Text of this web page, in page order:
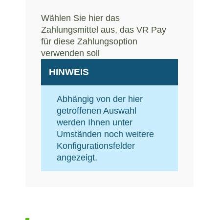
Wählen Sie hier das
Zahlungsmittel aus, das VR Pay
für diese Zahlungsoption
verwenden soll
HINWEIS
Abhängig von der hier
getroffenen Auswahl
werden Ihnen unter
Umständen noch weitere
Konfigurationsfelder
angezeigt.